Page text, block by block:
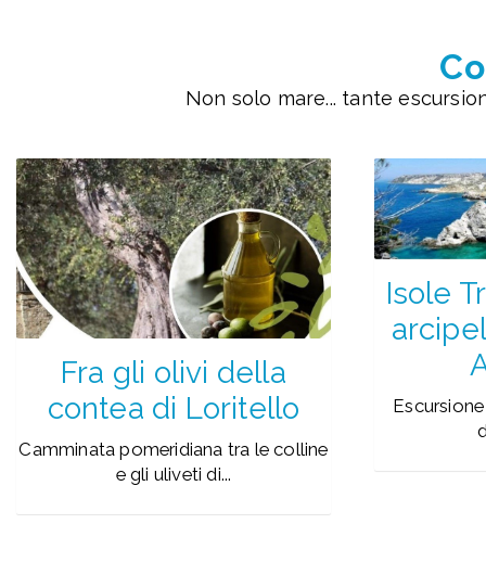
Non solo mare... tante
Fra gli olivi della
contea di Loritello
Camminata pomeridiana tra le colline
e gli uliveti di...
Isole